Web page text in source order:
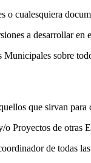
o cualesquiera
a desarrollar
sobre
que sirvan
o Proyectos de
de todas